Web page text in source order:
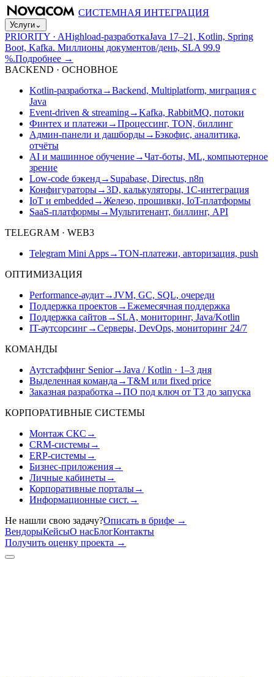
СИСТЕМНАЯ ИНТЕГРАЦИЯ
Услуги⌄
PRIORITY · AHighload-разработкаJava 17–21, Kotlin, Spring
Boot, Kafka. Миллионы документов/день, SLA 99.9
%.Подробнее →
BACKEND · ОСНОВНОЕ
Kotlin-разработка →Backend, Multiplatform, миграция с
Java
Event-driven & streaming→Kafka, RabbitMQ, потоки
Финтех и платежи →Процессинг, TON, биллинг
Админ-панели и дашборды→Бэкофис, аналитика,
отчёты
AI и машинное обучение→Чат-боты, ML, компьютерное
зрение
Low-code бэкенд→ Supabase, Directus, n8n
Конфигураторы→3D, калькуляторы, 1С-интеграция
IoT и embedded →Железо, прошивки, IoT-платформы
SaaS-платформы→Мультитенант, биллинг, API
TELEGRAM · WEB3
Telegram Mini Apps→TON-платежи, авторизация, push
ОПТИМИЗАЦИЯ
Performance-аудит→JVM, GC, SQL, очереди
Поддержка проектов →Ежемесячная поддержка
Поддержка сайтов → SLA, мониторинг, Java/Kotlin
IT-аутсорсинг→Серверы, DevOps, мониторинг 24/7
КОМАНДЫ
Аутстаффинг Senior→Java / Kotlin · 1–3 дня
Выделенная команда →T&M или fixed price
Заказная разработка →ПО под ключ от ТЗ до запуска
КОРПОРАТИВНЫЕ СИСТЕМЫ
Монтаж СКС →
CRM-системы→
ERP-системы→
Бизнес-приложения→
Личные кабинеты→
Корпоративные порталы→
Информационные сист. →
Не нашли свою задачу?Описать в брифе →
ВендорыКейсыО насБлогКонтакты
Получить оценку проекта →